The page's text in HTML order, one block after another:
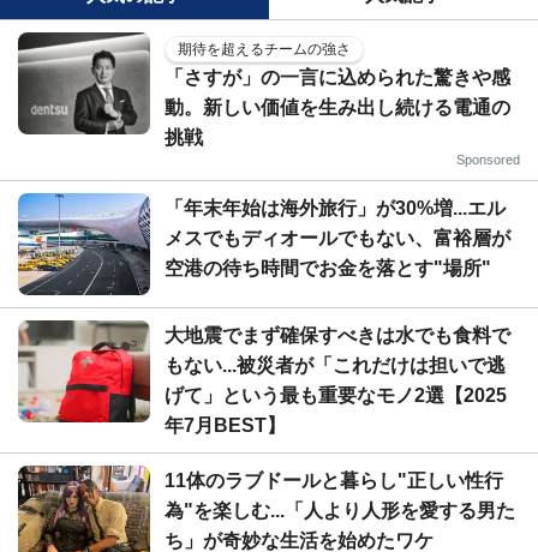
期待を超えるチームの強さ
「さすが」の一言に込められた驚きや感
動。新しい価値を生み出し続ける電通の
挑戦
Sponsored
「年末年始は海外旅行」が30%増...エル
メスでもディオールでもない、富裕層が
空港の待ち時間でお金を落とす"場所"
大地震でまず確保すべきは水でも食料で
もない...被災者が「これだけは担いで逃
げて」という最も重要なモノ2選【2025
年7月BEST】
11体のラブドールと暮らし"正しい性行
為"を楽しむ...「人より人形を愛する男た
ち」が奇妙な生活を始めたワケ